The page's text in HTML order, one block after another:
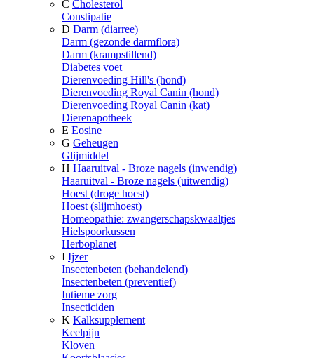
C Cholesterol
Constipatie
D Darm (diarree)
Darm (gezonde darmflora)
Darm (krampstillend)
Diabetes voet
Dierenvoeding Hill's (hond)
Dierenvoeding Royal Canin (hond)
Dierenvoeding Royal Canin (kat)
Dierenapotheek
E Eosine
G Geheugen
Glijmiddel
H Haaruitval - Broze nagels (inwendig)
Haaruitval - Broze nagels (uitwendig)
Hoest (droge hoest)
Hoest (slijmhoest)
Homeopathie: zwangerschapskwaaltjes
Hielspoorkussen
Herboplanet
I Ijzer
Insectenbeten (behandelend)
Insectenbeten (preventief)
Intieme zorg
Insecticiden
K Kalksupplement
Keelpijn
Kloven